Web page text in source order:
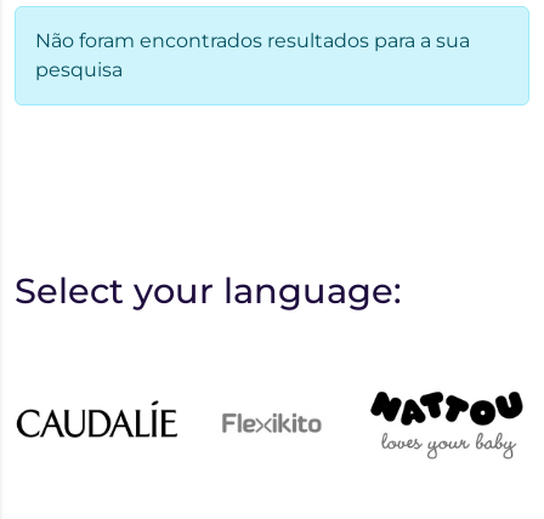
Não foram encontrados resultados para a sua
pesquisa
Select your language: